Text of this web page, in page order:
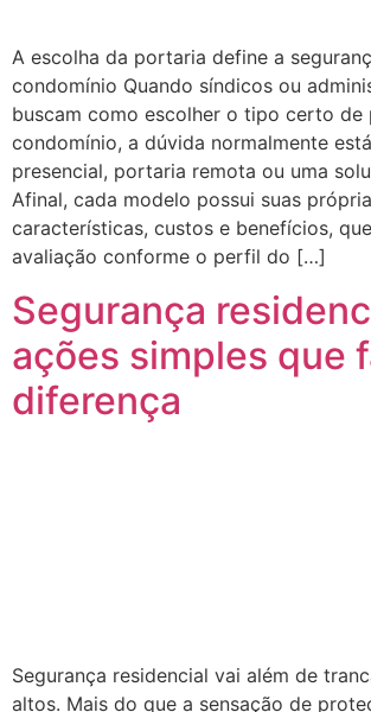
A escolha da portaria define a
condomínio Quando síndicos ou
buscam como escolher o tipo certo de
condomínio, a dúvida normalmente
presencial, portaria remota ou uma
Afinal, cada modelo possui suas
características, custos e benefícios,
avaliação conforme o perfil do […]
Segurança
ações simples que
diferença
Segurança residencial vai além de
altos. Mais do que a sensação de